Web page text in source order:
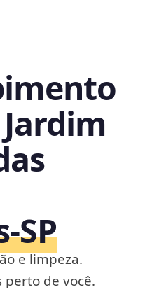
e limpeza.
perto de você.